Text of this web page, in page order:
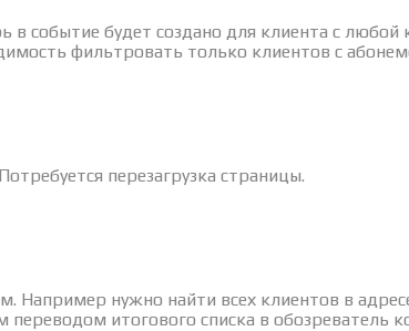
событие будет создано для клиента с любой
фильтровать только клиентов с
перезагрузка страницы.
нужно найти всех клиентов в
итогового списка в обозреватель